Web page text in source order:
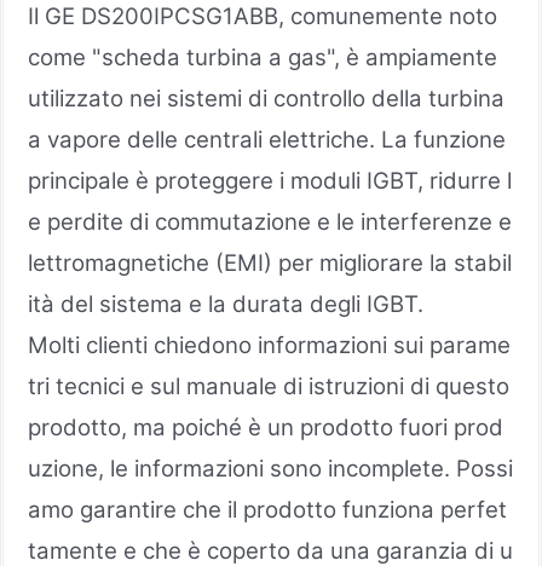
Il GE DS200IPCSG1ABB, comunemente noto
come "scheda turbina a gas", è ampiamente
utilizzato nei sistemi di controllo della turbina
a vapore delle centrali elettriche. La funzione
principale è proteggere i moduli IGBT, ridurre l
e perdite di commutazione e le interferenze e
lettromagnetiche (EMI) per migliorare la stabil
ità del sistema e la durata degli IGBT.
Molti clienti chiedono informazioni sui parame
tri tecnici e sul manuale di istruzioni di questo
prodotto, ma poiché è un prodotto fuori prod
uzione, le informazioni sono incomplete. Possi
amo garantire che il prodotto funziona perfet
tamente e che è coperto da una garanzia di u